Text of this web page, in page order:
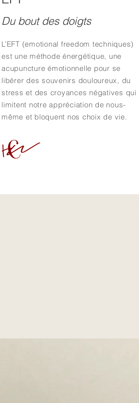
Du bout des doigts
L’EFT (emotional freedom techniques)
est une méthode énergétique, une
acupuncture émotionnelle pour se
libérer des souvenirs douloureux, du
stress et des croyances négatives qui
limitent notre appréciation de nous-
même et bloquent nos choix de vie.